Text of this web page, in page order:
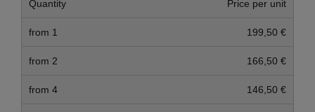
Quantity Price per unit
from 1 199,50 €
from 2 166,50 €
from 4 146,50 €